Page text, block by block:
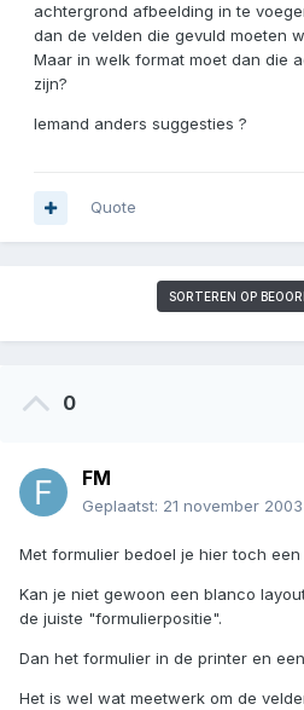
achtergrond afbeelding in te
dan de velden die gevuld moeten
Maar in welk format moet dan die
zijn?
Iemand anders suggesties ?
Quote
SORTEREN OP
0
FM
Geplaatst: 21 november 2003
Met formulier bedoel je hier toch
Kan je niet gewoon een blanco
de juiste "formulierpositie".
Dan het formulier in de printer en
Het is wel wat meetwerk om de